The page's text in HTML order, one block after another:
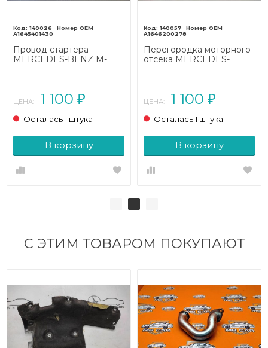
140026
A1645401430
Провод стартера
MERCEDES-BENZ M-
ЦЕНА: 1 100 ₽
Осталась 1 штука
В корзину
140057
A1646200278
Перегородка моторного
отсека MERCEDES-
ЦЕНА: 1 100 ₽
Осталась 1 штука
В корзину
С ЭТИМ ТОВАРОМ ПОКУПАЮТ